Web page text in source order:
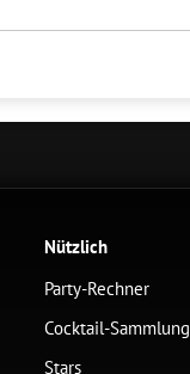
Nützlich
Party-Rechner
Cocktail-Sammlung
Stars